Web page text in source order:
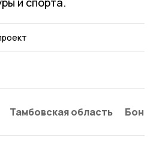
Тамбовская область